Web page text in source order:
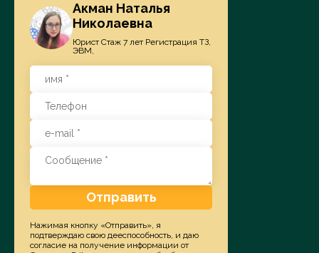
МКТУ 17
Каучук, резина, гуттаперча,
необработанные и частично
обработанные и заменители...
Акман Наталья
Николаевна
Юрист Стаж 7 лет Регистрация ТЗ,
ЭВМ,
Отправить
Нажимая кнопку «Отправить», я
подтверждаю свою дееспособность, и даю
согласие на получение информации от